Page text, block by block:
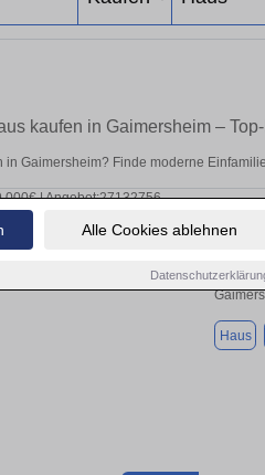
Alle Cookies ablehnen
kaufen in Gaimersheim –
in Gaimersheim? Finde moderne
Haus